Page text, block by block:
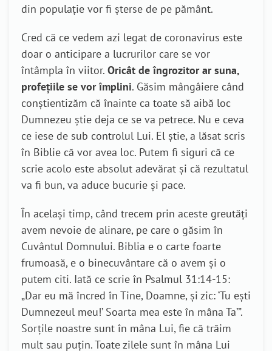
din populație vor fi șterse de pe pământ.
Cred că ce vedem azi legat de coronavirus este
doar o anticipare a lucrurilor care se vor
întâmpla în viitor. Oricât de îngrozitor ar suna,
profețiile se vor împlini. Găsim mângâiere când
conștientizăm că înainte ca toate să aibă loc
Dumnezeu știe deja ce se va petrece. Nu e ceva
ce iese de sub controlul Lui. El știe, a lăsat scris
în Biblie că vor avea loc. Putem fi siguri că ce
scrie acolo este absolut adevărat și că rezultatul
va fi bun, va aduce bucurie și pace.
În același timp, când trecem prin aceste greutăți
avem nevoie de alinare, pe care o găsim în
Cuvântul Domnului. Biblia e o carte foarte
frumoasă, e o binecuvântare că o avem și o
putem citi. Iată ce scrie în Psalmul 31:14-15:
„Dar eu mă încred în Tine, Doamne, şi zic: ‘Tu eşti
Dumnezeul meu!’ Soarta mea este în mâna Ta’”.
Sorțile noastre sunt în mâna Lui, fie că trăim
mult sau puțin. Toate zilele sunt în mâna Lui